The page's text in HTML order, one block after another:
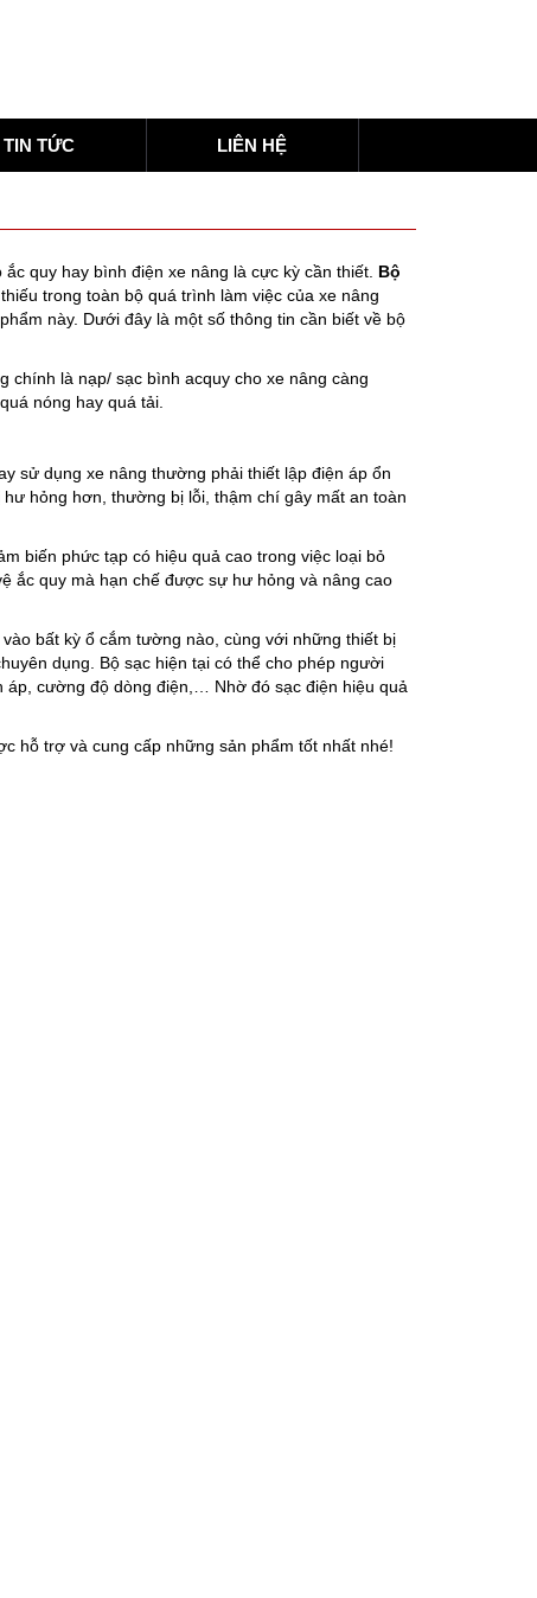
TIN TỨC LIÊN HỆ
quy hay bình điện xe nâng là cực kỳ cần thiết. Bộ
trong toàn bộ quá trình làm việc của xe nâng
này. Dưới đây là một số thông tin cần biết về bộ
chính là nạp/ sạc bình acquy cho xe nâng càng
nóng hay quá tải.
sử dụng xe nâng thường phải thiết lập điện áp ổn
hỏng hơn, thường bị lỗi, thậm chí gây mất an toàn
biến phức tạp có hiệu quả cao trong việc loại bỏ
ắc quy mà hạn chế được sự hư hỏng và nâng cao
bất kỳ ổ cắm tường nào, cùng với những thiết bị
dụng. Bộ sạc hiện tại có thể cho phép người
áp, cường độ dòng điện,… Nhờ đó sạc điện hiệu quả
hỗ trợ và cung cấp những sản phẩm tốt nhất nhé!